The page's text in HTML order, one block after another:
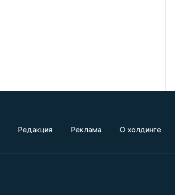
Редакция Реклама О холдинге